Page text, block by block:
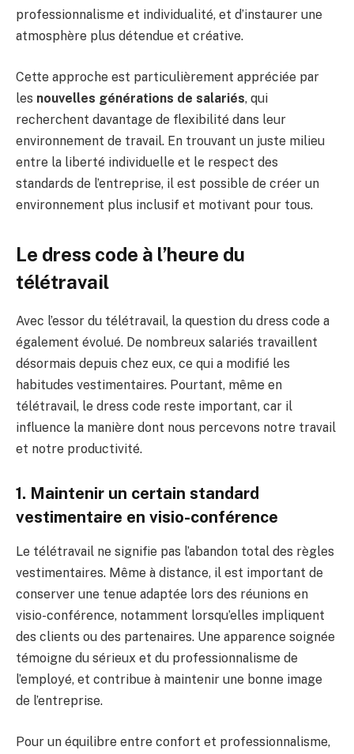
professionnalisme et individualité, et d’instaurer une
atmosphère plus détendue et créative.
Cette approche est particulièrement appréciée par
les nouvelles générations de salariés, qui
recherchent davantage de flexibilité dans leur
environnement de travail. En trouvant un juste milieu
entre la liberté individuelle et le respect des
standards de l’entreprise, il est possible de créer un
environnement plus inclusif et motivant pour tous.
Le dress code à l’heure du
télétravail
Avec l’essor du télétravail, la question du dress code a
également évolué. De nombreux salariés travaillent
désormais depuis chez eux, ce qui a modifié les
habitudes vestimentaires. Pourtant, même en
télétravail, le dress code reste important, car il
influence la manière dont nous percevons notre travail
et notre productivité.
1. Maintenir un certain standard
vestimentaire en visio-conférence
Le télétravail ne signifie pas l’abandon total des règles
vestimentaires. Même à distance, il est important de
conserver une tenue adaptée lors des réunions en
visio-conférence, notamment lorsqu’elles impliquent
des clients ou des partenaires. Une apparence soignée
témoigne du sérieux et du professionnalisme de
l’employé, et contribue à maintenir une bonne image
de l’entreprise.
Pour un équilibre entre confort et professionnalisme,